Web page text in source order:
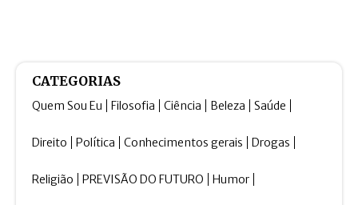
CATEGORIAS
Quem Sou Eu Filosofia Ciência Beleza Saúde
Direito Política Conhecimentos gerais Drogas
Religião PREVISÃO DO FUTURO Humor